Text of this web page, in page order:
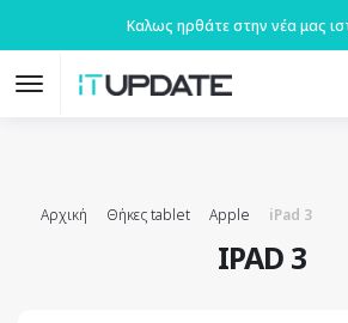
Καλως ηρθάτε στην νέα μας
Αρχική Θήκες tablet Apple iPad 3
IPAD 3